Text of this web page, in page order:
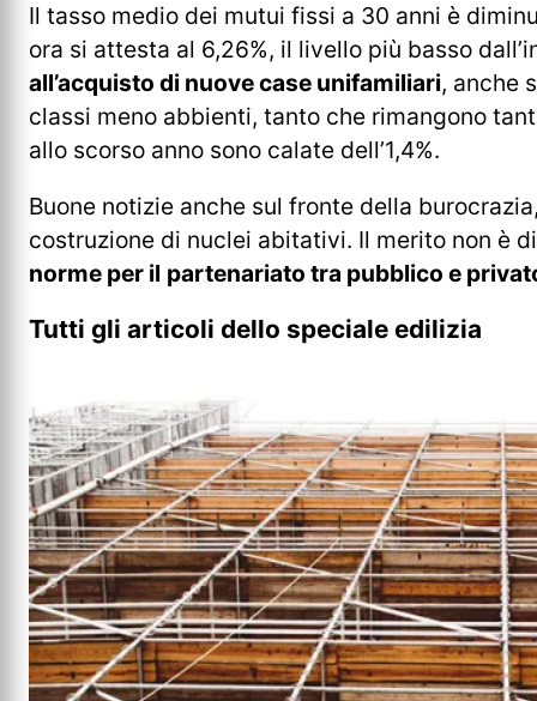
Il tasso medio dei mutui fissi a 30 anni è
ora si attesta al 6,26%, il livello più basso
all’acquisto di nuove case unifamiliari, anche
classi meno abbienti, tanto che rimangono
allo scorso anno sono calate dell’1,4%.
Buone notizie anche sul fronte della
costruzione di nuclei abitativi. Il merito non è
norme per il partenariato tra pubblico e
Tutti gli articoli dello speciale edilizia